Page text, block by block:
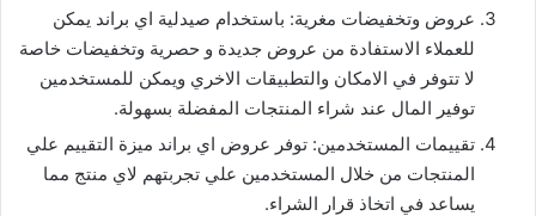
عروض وتخفيضات مغرية: باستخدام صيدلية اي براند يمكن
للعملاء الاستفادة من عروض جديدة و حصرية وتخفيضات خاصة
لا تتوفر في الامكان والتطبيقات الاخري ويمكن للمستخدمين
توفير المال عند شراء المنتجات المفضلة بسهولة.
تقييمات المستخدمين: توفر عروض اي براند ميزة التقييم علي
المنتجات من خلال المستخدمين علي تجربتهم لاي منتج مما
يساعد في اتخاذ قرار الشراء.